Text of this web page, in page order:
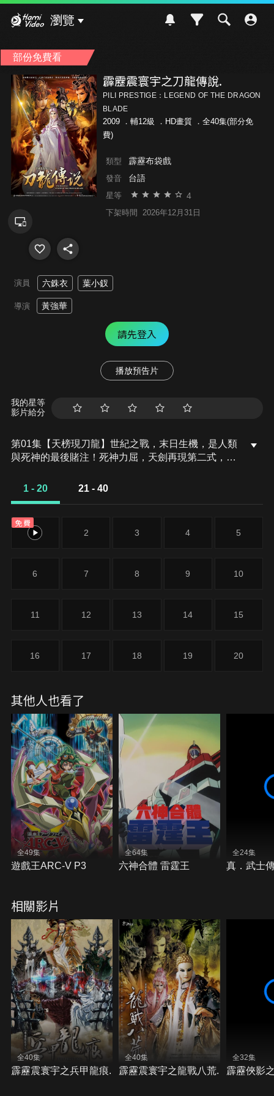
瀏覽
部份免費看
霹靂震寰宇之刀龍傳說.
PILI PRESTIGE：LEGEND OF THE DRAGON
BLADE
2009 ． 輔12級
．HD畫質 ．全40集(部分免
費)
類型 霹靂布袋戲
發音 台語
星等 4
下架時間 2026年12月31日
演員 六銖衣 葉小釵
導演 黃強華
請先登入
播放預告片
我的星等
影片給分
第01集【天榜現刀龍】世紀之戰，末日生機，是人類
與死神的最後賭注！死神力屈，天劍再現第二式，聖
手，非人、非神、非劍，三者再無分別！三人一體，
劍動，竟是毫無徵兆！雙鋒交觸，勢均力敵，突然一
道身影倏忽而出，冷烈的眼神，日盲族再現精英殺
1 - 20 21 - 40
免費
1 2 3 4 5
6 7 8 9 10
11 12 13 14 15
16 17 18 19 20
其他人也看了
全49集
遊戲王ARC-V P3
全64集
六神合體 雷霆王
全24集
真．武士
相關影片
全40集
霹靂震寰宇之兵甲龍痕.
全40集
霹靂震寰宇之龍戰八荒.
全32集
霹靂俠影